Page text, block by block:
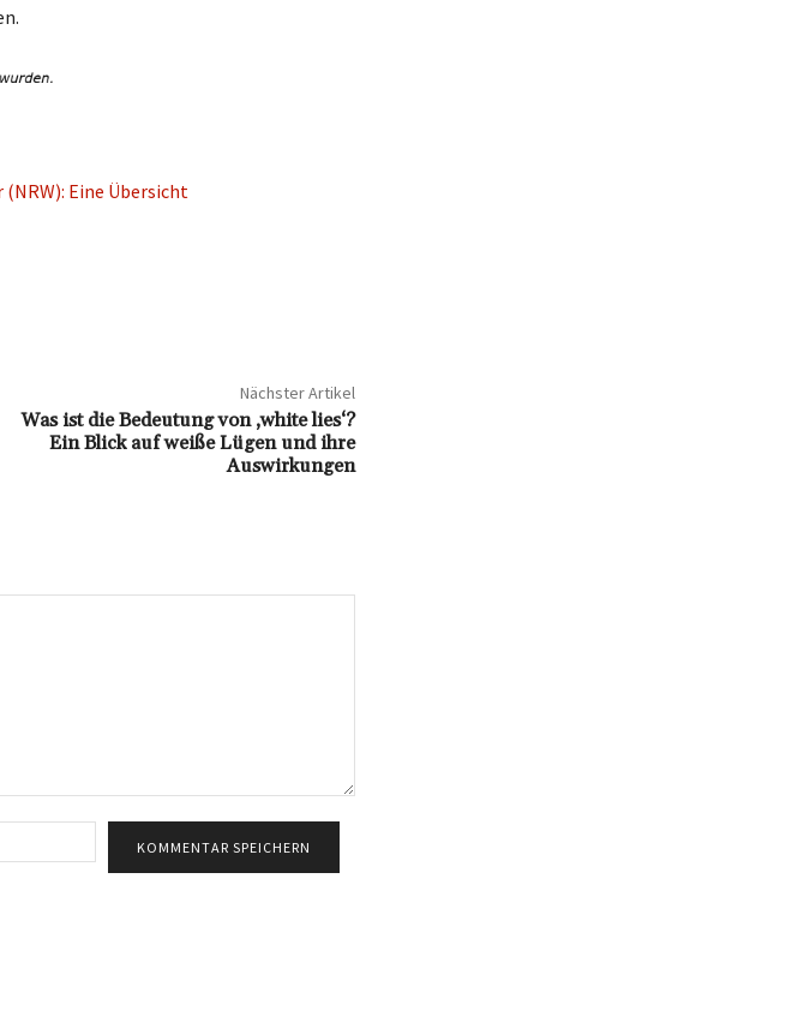
Eine Übersicht
Nächster Artikel
Was ist die Bedeutung von ‚white lies‘?
Ein Blick auf weiße Lügen und ihre
Auswirkungen
Mail:*